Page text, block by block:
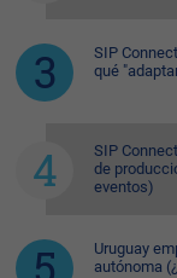
SIP
qué
SIP
de
eventos)
Uruguay
autónoma